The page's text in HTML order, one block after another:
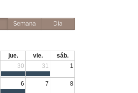
Semana Día
jue. vie.
sáb.
30 31 1
6 7 8